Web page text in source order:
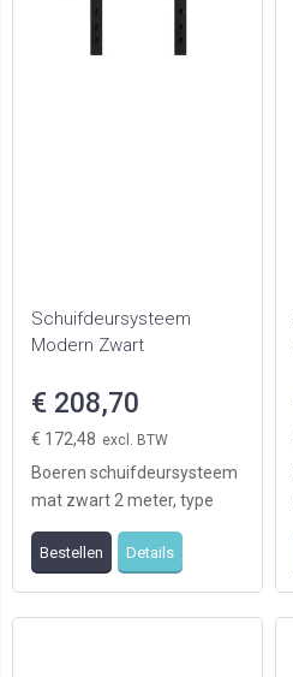
Schuifdeursysteem
Modern Zwart
€ 208,70
€ 172,48
Boeren schuifdeursysteem
mat zwart 2 meter, type
Modern geschikt voor 1deur
(levering excl ...
Bestellen Details